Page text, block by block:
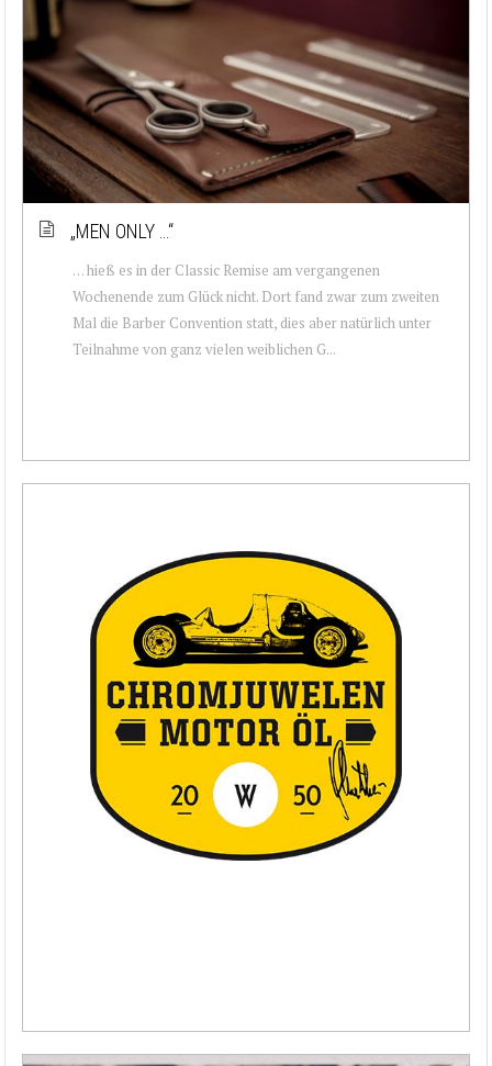
„MEN ONLY …“
… hieß es in der Classic Remise am vergangenen
Wochenende zum Glück nicht. Dort fand zwar zum zweiten
Mal die Barber Convention statt, dies aber natürlich unter
Teilnahme von ganz vielen weiblichen G...